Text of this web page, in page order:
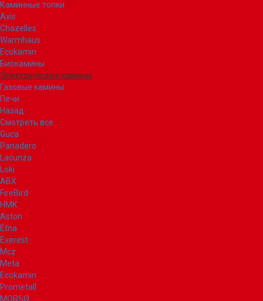
Каминные топки
Axis
Chazelles
Warmhaus
Ecokamin
Биокамины
Электрические камины
Газовые камины
Печи
Назад
Смотреть все
Guca
Panadero
Lacunza
Loki
ABX
FireBird
НМК
Aston
Etna
Everest
Mcz
Meta
Ecokamin
Prometall
MORSØ